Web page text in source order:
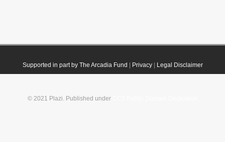
Supported in part by The Arcadia Fund Privacy| Legal Disclaimer
© 2021 Plazi. Published under